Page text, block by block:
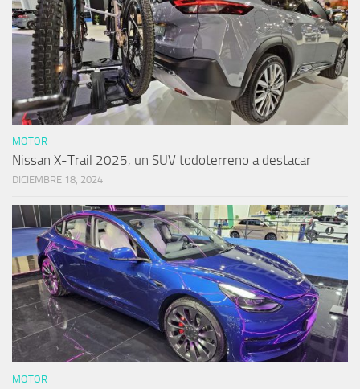
MOTOR
Nissan X-Trail 2025, un SUV todoterreno a destacar
DICIEMBRE 18, 2024
MOTOR